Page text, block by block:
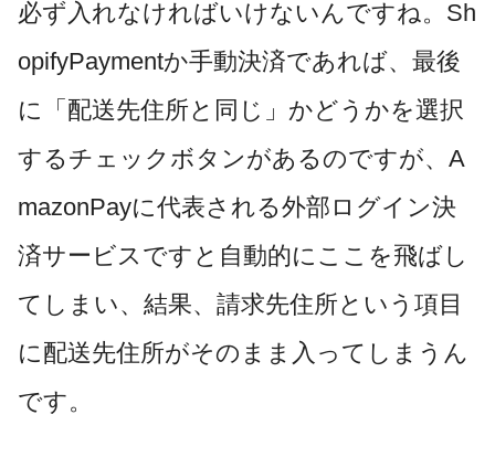
必ず入れなければいけないんですね。Sh
opifyPaymentか手動決済であれば、最後
に「配送先住所と同じ」かどうかを選択
するチェックボタンがあるのですが、A
mazonPayに代表される外部ログイン決
済サービスですと自動的にここを飛ばし
てしまい、結果、請求先住所という項目
に配送先住所がそのまま入ってしまうん
です。